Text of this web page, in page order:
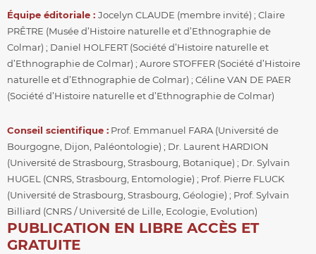
Équipe éditoriale : Jocelyn CLAUDE (membre invité) ; Claire
PRÊTRE (Musée d’Histoire naturelle et d’Ethnographie de
Colmar) ; Daniel HOLFERT (Société d’Histoire naturelle et
d’Ethnographie de Colmar) ; Aurore STOFFER (Société d’Histoire
naturelle et d’Ethnographie de Colmar) ; Céline VAN DE PAER
(Société d’Histoire naturelle et d’Ethnographie de Colmar)
Conseil scientifique : Prof. Emmanuel FARA (Université de
Bourgogne, Dijon, Paléontologie) ; Dr. Laurent HARDION
(Université de Strasbourg, Strasbourg, Botanique) ; Dr. Sylvain
HUGEL (CNRS, Strasbourg, Entomologie) ; Prof. Pierre FLUCK
(Université de Strasbourg, Strasbourg, Géologie) ; Prof. Sylvain
Billiard (CNRS / Université de Lille, Ecologie, Evolution)
PUBLICATION EN LIBRE ACCÈS ET
GRATUITE